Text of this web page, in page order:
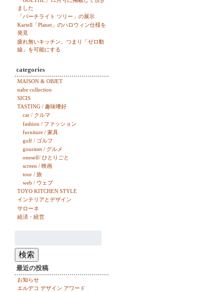
ました
「パーチライト ツリー」の展示
Kartell「Planet」のハロウィン仕様を
発見
疲れ無いキッチン、つまり「ゼロ動
線」を可能にする
categories
MAISON & OBJET
nabe collection
SICIS
TASTING / 趣味嗜好
car / クルマ
fashion / ファッション
furniture / 家具
golf / ゴルフ
gourmet / グルメ
oneself/ ひとりごと
screen / 映画
tour / 旅
web / ウェブ
TOYO KITCHEN STYLE
インテリアとデザイン
サローネ
経済・経営
索:
検索
最近の投稿
お知らせ
エルデコ デザイン アワード